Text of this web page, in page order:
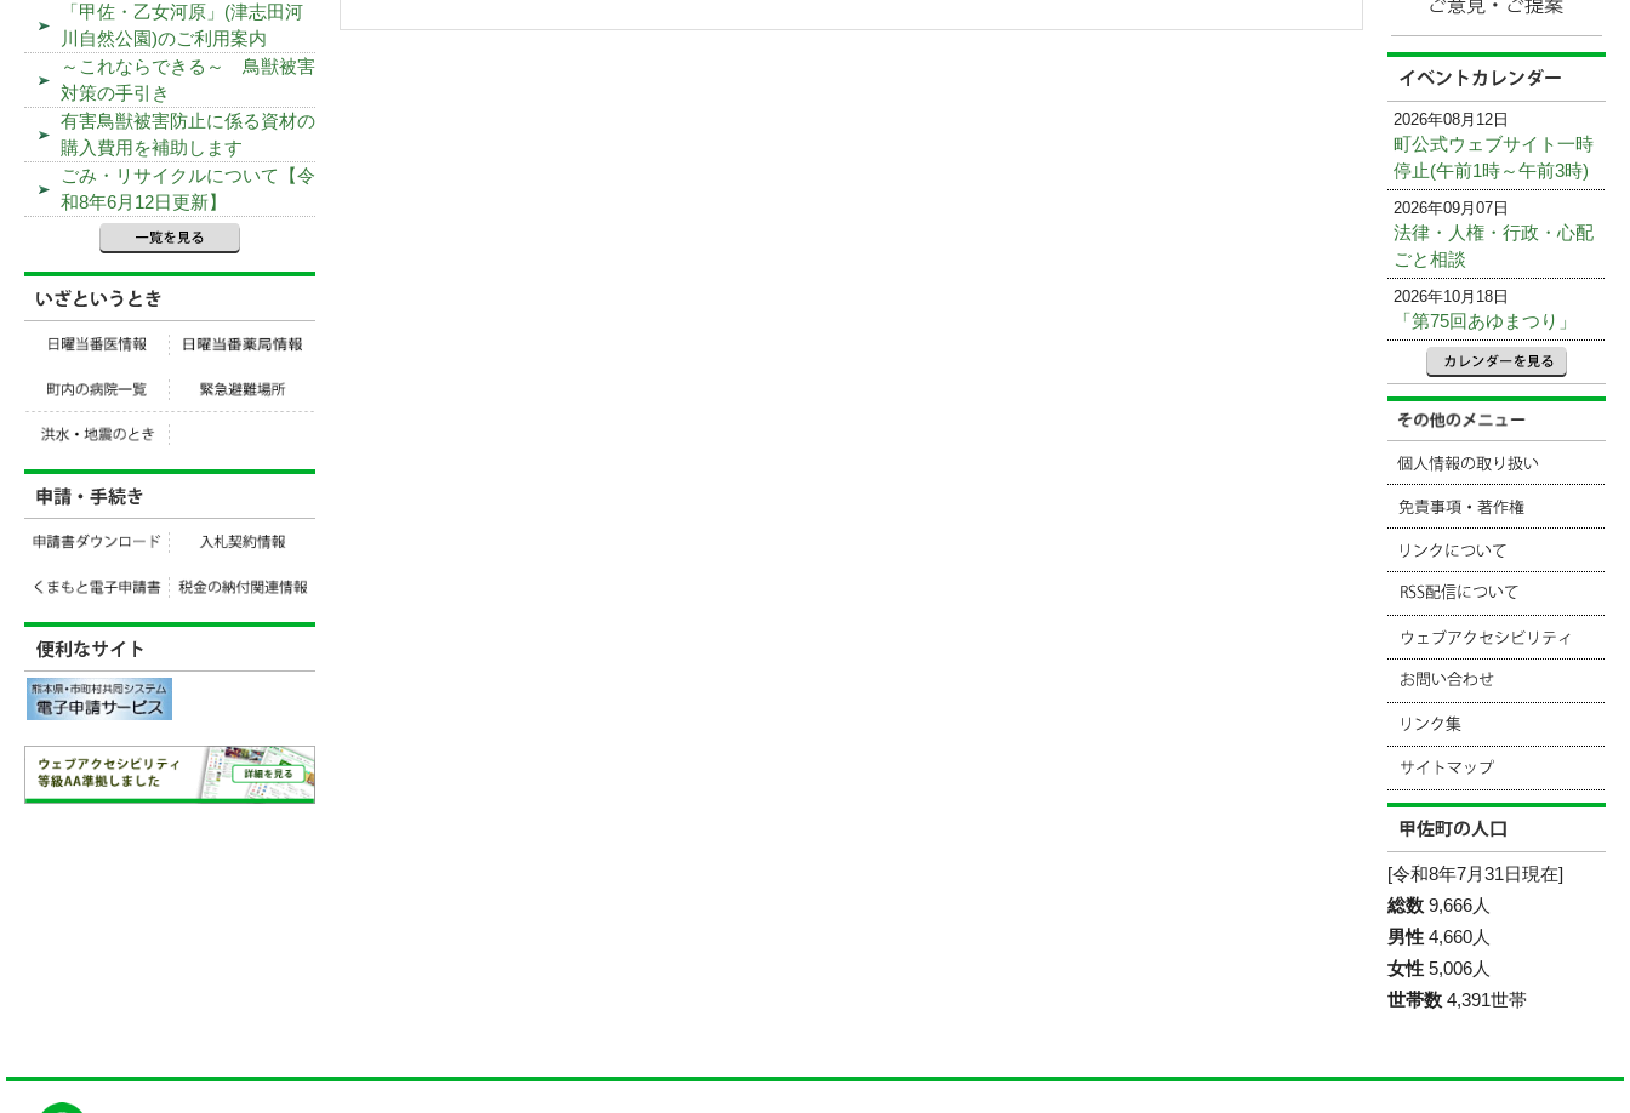
2026年08月12日
町公式ウェブサイト一時
停止(午前1時～午前3時)
2026年09月07日
法律・人権・行政・心配
ごと相談
2026年10月18日
「第75回あゆまつり」
[令和8年7月31日現在]
総数 9,666人
男性 4,660人
女性 5,006人
世帯数 4,391世帯
「甲佐・乙女河原」(津志田河
川自然公園)のご利用案内
～これならできる～ 鳥獣被害
対策の手引き
有害鳥獣被害防止に係る資材の
購入費用を補助します
ごみ・リサイクルについて【令
和8年6月12日更新】